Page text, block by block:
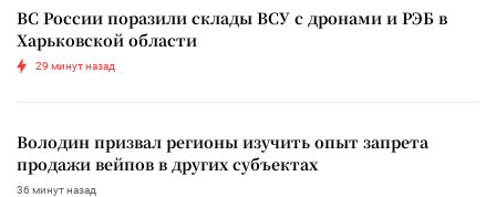
ВС России поразили склады ВСУ с дронами и РЭБ в
Харьковской области
29 минут назад
Володин призвал регионы изучить опыт запрета
продажи вейпов в других субъектах
36 минут назад